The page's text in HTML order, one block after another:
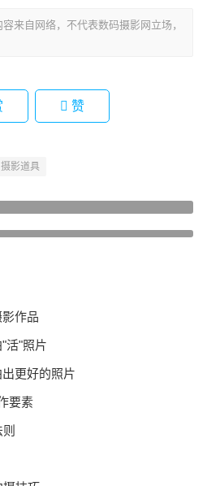
容来自网络，不代表数码摄影网立场，
赞
摄影道具
作品
活"照片
更好的照片
要素